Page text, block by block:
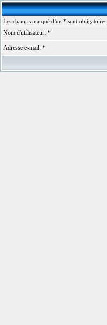
Les champs marqué d'un * sont obligatoires.
Nom d'utilisateur: *
Adresse e-mail: *